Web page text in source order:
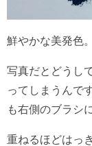
鮮やかな美発色。
写真だとどうし
ってしまうんで
も右側のブラシ
重ねるほどはっ